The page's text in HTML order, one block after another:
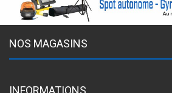
NOS MAGASINS
INFORMATIONS